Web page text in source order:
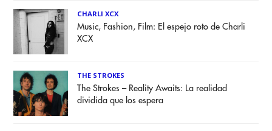
CHARLI XCX
Music, Fashion, Film: El espejo roto de Charli
XCX
THE STROKES
The Strokes – Reality Awaits: La realidad
dividida que los espera